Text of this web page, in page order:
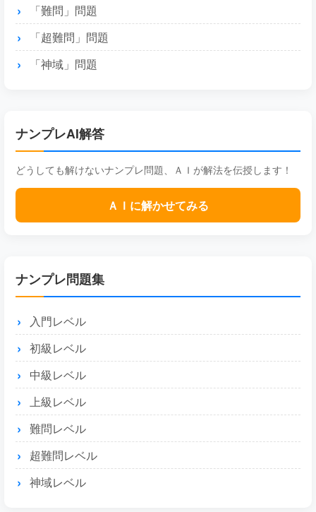
「難問」問題
「超難問」問題
「神域」問題
ナンプレAI解答
どうしても解けないナンプレ問題、ＡＩが解法を伝授します！
ＡＩに解かせてみる
ナンプレ問題集
入門レベル
初級レベル
中級レベル
上級レベル
難問レベル
超難問レベル
神域レベル